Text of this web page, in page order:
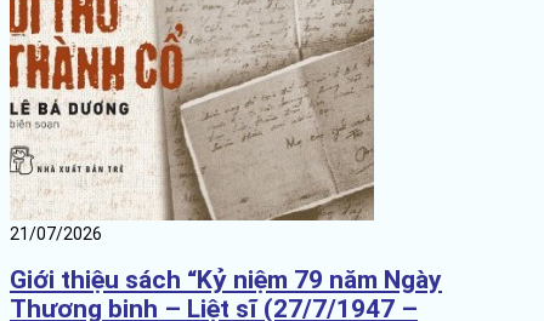
21/07/2026
Giới thiệu sách “Kỷ niệm 79 năm Ngày
Thương binh – Liệt sĩ (27/7/1947 –